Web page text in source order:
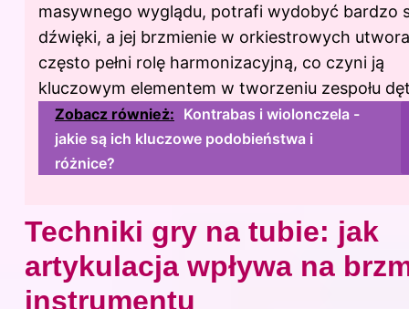
masywnego wyglądu, potrafi wydobyć bardzo
dźwięki, a jej brzmienie w orkiestrowych
często pełni rolę harmonizacyjną, co czyni ją
kluczowym elementem w tworzeniu zespołu
Zobacz również: Kontrabas i wiolonczela -
jakie są ich kluczowe podobieństwa i
różnice?
Techniki gry na tubie: jak
artykulacja wpływa na
instrumentu